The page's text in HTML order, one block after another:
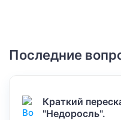
Последние
Краткий
"Недоросль".